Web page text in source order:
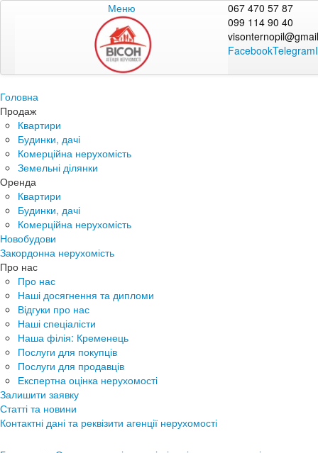
Меню
067 470 57 87
099 114 90 40
FacebookTelegram
Головна
Продаж
Квартири
Будинки, дачі
Комерційна нерухомість
Земельні ділянки
Оренда
Квартири
Будинки, дачі
Комерційна нерухомість
Новобудови
Закордонна нерухомість
Про нас
Про нас
Наші досягнення та дипломи
Відгуки про нас
Наші спеціалісти
Наша філія: Кременець
Послуги для покупців
Послуги для продавців
Експертна оцінка нерухомості
Залишити заявку
Статті та новини
Контактні дані та реквізити агенції нерухомості